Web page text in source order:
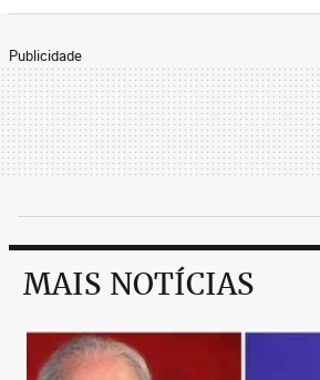
Publicidade
MAIS NOTÍCIAS